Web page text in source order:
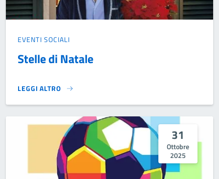
EVENTI SOCIALI
Stelle di Natale
LEGGI ALTRO
STELLE DI NATALE}
31
Ottobre
2025